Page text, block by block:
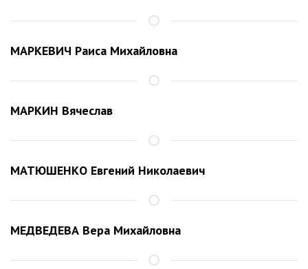
МАРКЕВИЧ Раиса Михайловна
МАРКИН Вячеслав
МАТЮШЕНКО Евгений Николаевич
МЕДВЕДЕВА Вера Михайловна